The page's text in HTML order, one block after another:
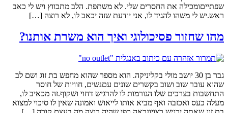
שפתייםומכילה את החסרים שלי. לא משתפת. הלב מתכווץ ויש לי כאב
ראש.יש לי משהו להגיד לו, אני יודעת שזה יכאב לו, לא רוצה […]
מהו שחזור פסיכולוגי ואיך הוא משרת אותנו?
גבר בן 30 יושב מולי בקליניקה. הוא מספר שהוא מחפש בת זוג ושם לב
שהוא עובר שוב ושוב בקשרים שונים עםנשים, חוויות של חוסר
התחשבות בצרכים שלו הגורמות לו להרגיש דחוי ושקוף.זה מכאיב לו,
מעלה כעס ואכזבה ואף מביא אותו לייאוש ואמונה שאין לו סיכוי למצוא